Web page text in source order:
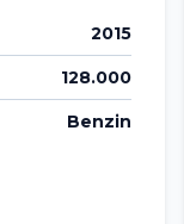
2015
128.000
Benzin